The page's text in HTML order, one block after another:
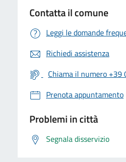
Contatta il comune
Leggi le domande
Richiedi assistenza
Chiama il numero
Prenota appuntamento
Problemi in città
Segnala disservizio